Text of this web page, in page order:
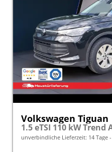
Volkswagen Tiguan
unverbindliche Lieferzeit: 14 Tage